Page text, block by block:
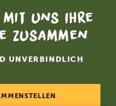
uns Ihre
zusammen
UNVERBINDLICH